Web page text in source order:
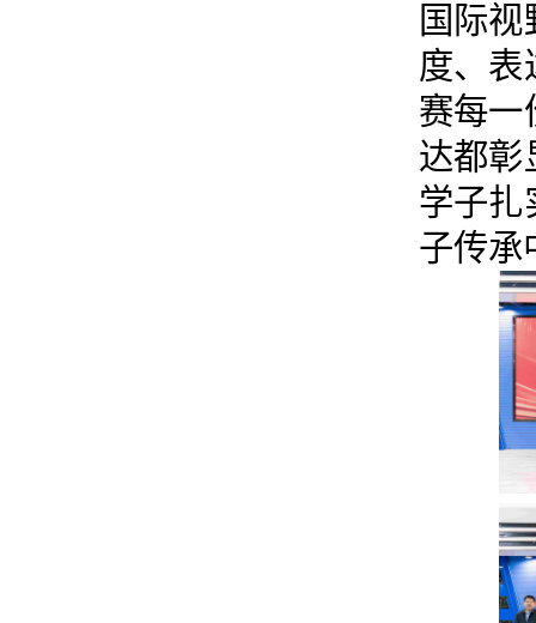
国际
度、表
赛每一
达都彰
学子扎
子传承